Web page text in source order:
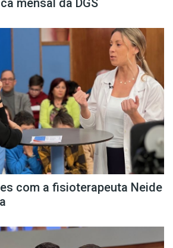
com a fisioterapeuta Neide